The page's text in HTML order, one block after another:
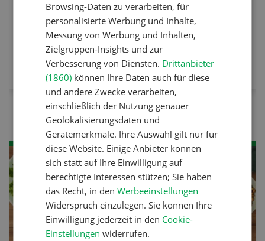
MEHR ZUR VERANSTALTUNG
Browsing-Daten zu verarbeiten, für
personalisierte Werbung und Inhalte,
Messung von Werbung und Inhalten,
Zielgruppen-Insights und zur
Verbesserung von Diensten. Drittanbieter
(1860) können Ihre Daten auch für diese
und andere Zwecke verarbeiten,
einschließlich der Nutzung genauer
Geolokalisierungsdaten und
Gerätemerkmale. Ihre Auswahl gilt nur für
diese Website. Einige Anbieter können
sich statt auf Ihre Einwilligung auf
berechtigte Interessen stützen; Sie haben
das Recht, in denWerbeeinstellungen
Widerspruch einzulegen. Sie können Ihre
Einwilligung jederzeit in den Cookie-
Einstellungen widerrufen.